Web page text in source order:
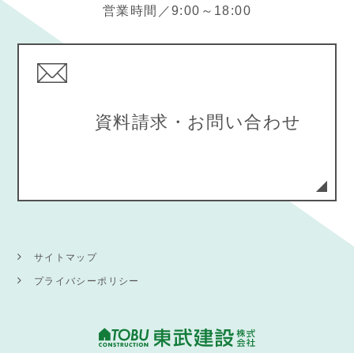
営業時間／9:00～18:00
資料請求・お問い合わせ
サイトマップ
プライバシーポリシー